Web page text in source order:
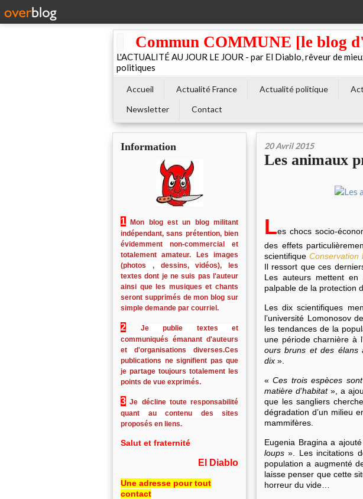
Commun COMMUNE [le blog
L'ACTUALITÉ AU JOUR LE JOUR - par El Diablo, rêveur de
politiques
Accueil Actualité France Actualité politique
Newsletter
Contact
Information
1
Mon blog est un blog militant
indépendant, sans prétention, bien
évidemment non-commercial et
totalement amateur. Les images
(photos , dessins, vidéos), les
textes dont je ne suis pas l'auteur
ainsi que les musiques et chants
seront supprimés de mon blog sur
simple demande par courriel.
2
Je publie textes et
communiqués émanant d'auteurs
et d'organisations diverses.Ces
publications ne signifient pas que
je partage toujours totalement les
points de vue exprimés.
3 Je décline toute responsabilité
quant au contenu des sites
proposés en liens.
Salut et fraternité
El Diablo
Une adresse pour tout
contact
20 Avril 2015
Les animaux
Les chocs socio-
des effets
scientifique Conservation
Il ressort que ces
Les auteurs mettent en
palpable de la protection
Les dix scientifiques
l’université Lomonosov
les tendances de la
une période charnière à
ours bruns et des élans
dix ».
«Ces trois espèces
matière d’habitat», a
que les sangliers
dégradation d’un milieu
mammifères.
Eugenia Bragina a
loups ». Les incitations
population a augmenté
laisse penser que cette
horreur du vide…